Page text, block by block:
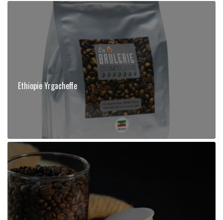
Ethiopie Yrgacheffe